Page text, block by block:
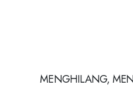
MENGHILANG,